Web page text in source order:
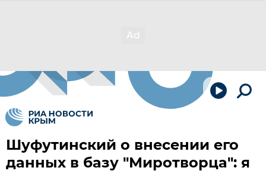
Шуфутинский о внесении его
данных в базу "Миротворца": я